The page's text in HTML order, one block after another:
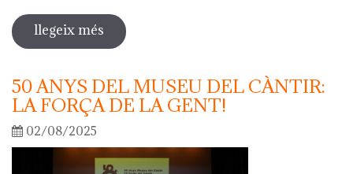
llegeix més sobre rosa agenjo: les meves
ceràmiques favorites
50 ANYS DEL MUSEU DEL CÀNTIR:
LA FORÇA DE LA GENT!
02/08/2025